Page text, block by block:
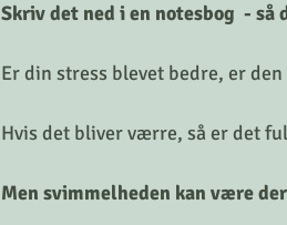
Skriv det ned i en notesbog  -
Er din stress blevet bedre, er
Hvis det bliver værre, så er det
Men svimmelheden kan være